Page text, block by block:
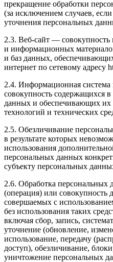
прекращение обработки
(за исключением случаев,
уточнения персональных
2.3. Веб-сайт — совокупность
и информационных
и баз данных,
интернет по сетевому адресу
2.4. Информационная
совокупность содержащихся
данных и обеспечивающих
технологий и технических
2.5. Обезличивание
в результате которых
использования
персональных данных
субъекту персональных
2.6. Обработка
(операция) или совокупность
совершаемых с
без использования таких
включая сбор, запись,
уточнение (обновление,
использование, передачу
доступ), обезличивание,
уничтожение персональных